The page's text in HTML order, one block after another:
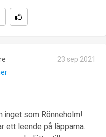
23 sep 2021
inget som Rönneholm!
ett leende på läpparna.